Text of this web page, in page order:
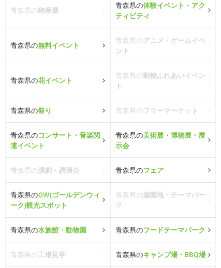
青森県の物産展
青森県の体験イベント・アク
ティビティ
青森県の無料イベント
青森県のアニメ・ゲームイベ
ント
青森県の花イベント
青森県の動物ふれあいイベン
ト
青森県の祭り 青森県のフリーマーケット
青森県のコンサート・音楽関
連イベント
青森県の美術展・博物展・展
示会
青森県の演劇・講演会 青森県のフェア
青森県のGW(ゴールデンウィ
ーク)観光スポット
青森県の遊園地・テーマパー
ク
青森県の水族館・動物園 青森県のフードテーマパーク
青森県の工場見学 青森県のキャンプ場・BBQ場